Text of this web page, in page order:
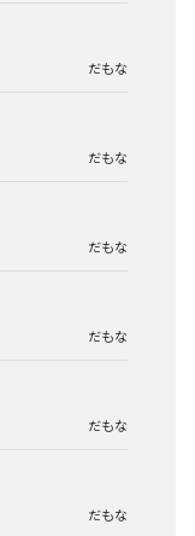
だもな
だもな
だもな
だもな
だもな
だもな